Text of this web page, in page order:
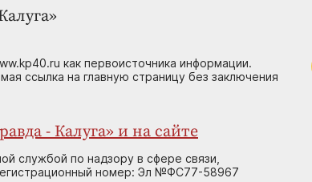
как первоисточника информации.
ссылка на главную страницу без заключения
- Калуга» и на сайте
службой по надзору в сфере связи,
номер: Эл №ФС77-58967